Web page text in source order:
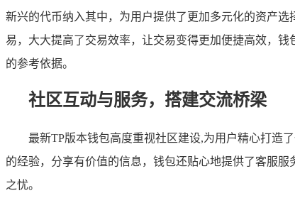
新兴的代币纳入其中，为用户提供了更加多元化的资产
易，大大提高了交易效率，让交易变得更加便捷高效，
的参考依据。
社区互动与服务，搭建交流桥梁
最新TP版本钱包高度重视社区建设,为用户精心打造
的经验，分享有价值的信息，钱包还贴心地提供了客服
之忧。